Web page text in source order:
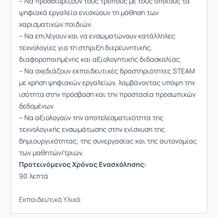
ψηφιακά εργαλεία ενισχύουν τη μάθηση των
χαρισματικών παιδιών.
– Να επιλέγουν και να ενσωματώνουν κατάλληλες
τεχνολογίες για τη στήριξη διερευνητικής,
διαφοροποιημένης και αξιολογητικής διδασκαλίας.
– Να σχεδιάζουν εκπαιδευτικές δραστηριότητες STEAM
με χρήση ψηφιακών εργαλείων, λαμβάνοντας υπόψη την
ισότητα στην πρόσβαση και την προστασία προσωπικών
δεδομένων.
– Να αξιολογούν την αποτελεσματικότητα της
τεχνολογικής ενσωμάτωσης στην ενίσχυση της
δημιουργικότητας, της συνεργασίας και της αυτονομίας
των μαθητών/τριών.
Προτεινόμενος Χρόνος Ενασχόλησης:
90 λεπτά
Εκπαιδευτικό Υλικό